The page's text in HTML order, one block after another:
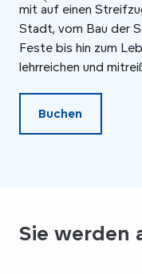
mit auf einen
Stadt, vom Bau der
Feste bis hin zum
lehrreichen und
Buchen
Sie werden